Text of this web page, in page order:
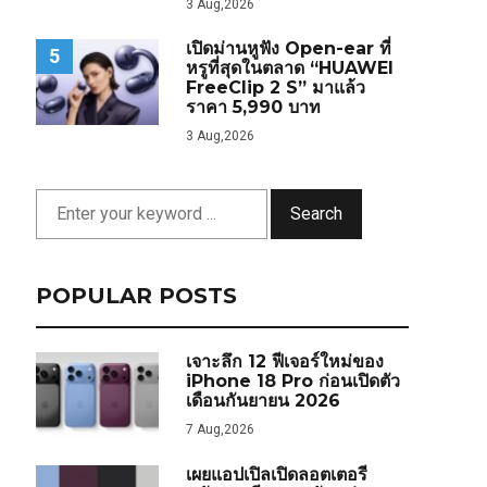
3 Aug,2026
5
เปิดม่านหูฟัง Open-ear ที่
หรูที่สุดในตลาด “HUAWEI
FreeClip 2 S” มาแล้ว
ราคา 5,990 บาท
3 Aug,2026
Search
POPULAR POSTS
เจาะลึก 12 ฟีเจอร์ใหม่ของ
iPhone 18 Pro ก่อนเปิดตัว
เดือนกันยายน 2026
7 Aug,2026
เผยแอปเปิลเปิดลอตเตอรี